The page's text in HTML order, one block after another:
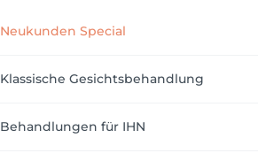
Neukunden Special
Klassische Gesichtsbehandlung
Behandlungen für IHN